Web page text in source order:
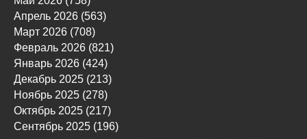
Апрель 2026 (563)
Март 2026 (708)
Февраль 2026 (821)
Январь 2026 (424)
Декабрь 2025 (213)
Ноябрь 2025 (278)
Октябрь 2025 (217)
Сентябрь 2025 (196)